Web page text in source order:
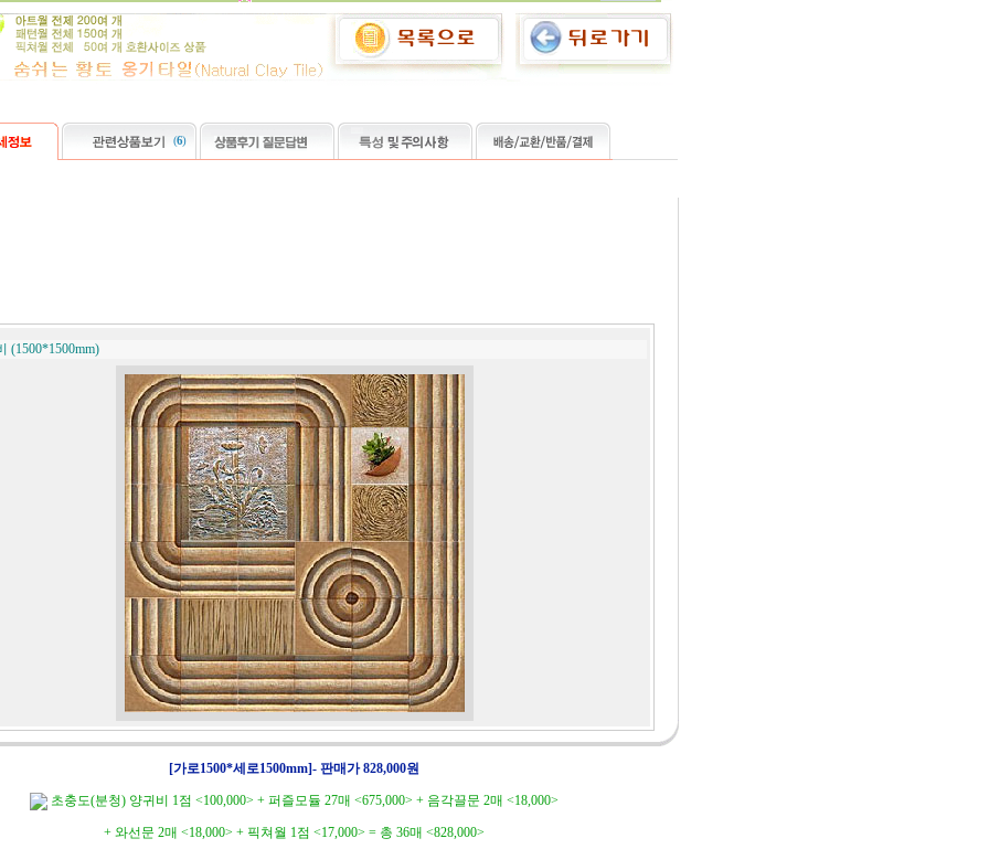
(6)
(1500*1500mm)
[가로1500*세로1500mm]- 판매가 828,000원
초충도(분청) 양귀비 1점 <100,000> + 퍼즐모듈 27매 <675,000> + 음각끌문 2매 <18,000>
+ 와선문 2매 <18,000> + 픽쳐월 1점 <17,000> = 총 36매 <828,000>